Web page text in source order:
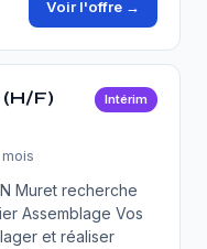
Voir l'offre →
F) Intérim
Muret recherche
Assemblage Vos
et réaliser